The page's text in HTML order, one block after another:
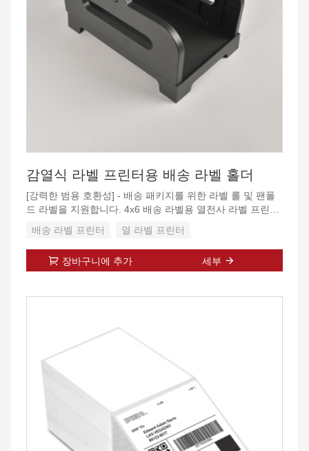
및 UPS와 같은 일부 종류의 익스프레스와 같은 다양한 플랫
폼과 호환됩니다. USPS
, 페덱스, DHL
[우수한 디자인]-프린터 헤드의 특수 코팅으로 내구성이 향
상되었습니다. 카트리지나 잉크 없이 고급 감열 기술을 사용
하여 제품을 더욱 환경 친화적이고 비용 효율적으로 만듭니
[윈도우
모두에서 맞춤형 라벨을 인쇄할 수 있습니다. 인쇄하기 전에
웹사이트에서 드라이버를 다운로드하십시오. 2분 이내에 설
치 방법을 배울 수 있도록 설치 지침 비디오를 제공합니다.
료 바텐더
라벨 편집 소프트웨어를 사용하여 인쇄하려는 라벨을 만들
인쇄는 더 나은 경험을 제공합니다.
감열식 라벨 프린터용 배송 라벨 홀더
[강력한 범용 호환성] - 배송 패키지를 위한 라벨 롤 및 팬폴
드 라벨을 지원합니다. 4x6 배송 라벨용 열전사 라벨 프린터
및 시장 및 물류의 다른 데스크탑 열전사 라벨 프린터와 호환
됩니다.
[다양한 라벨 너비 지원]- 최대 용지 너비: 4.65”(118mm), 최
사무실에서 더 많은 공간을 절약할 수 있습니다.
[간단한 조립]- 라벨메이커용 페이퍼홀더는 5단계로 조립이
가능하며 2분 이내로 빠르게 조립이 가능합니다.
[광범위한 적용]-라벨 홀더는 창고, 사무실, 슈퍼마켓, 소매
점, 공장, 상품 배송, 약국 등에서 사용할 수 있습니다. 라벨
롤 또는 팬 폴드를 사용하든 상관없이 라벨 용지가 고르고 깔
끔한지 확인하십시오. 상표.
배송 라벨 프린터 열 라벨 프린터
장바구니에 추가 세부